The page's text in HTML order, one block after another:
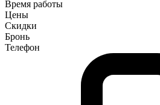
Время работы
Цены
Скидки
Бронь
Телефон